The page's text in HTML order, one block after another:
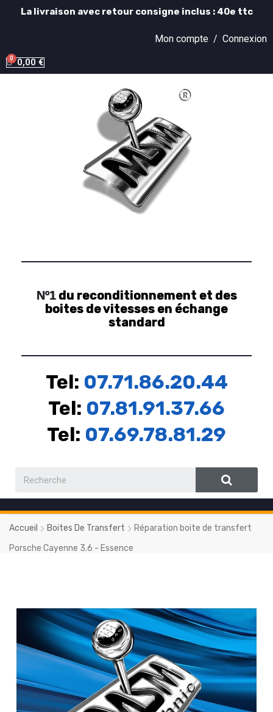
La livraison avec retour consigne inclus : 40e ttc
Mon compte / Connexion
0,00 €
Nº1du reconditionnement et des
boites de vitesses en échange
standard
Tel: 07.71.86.20.44
Tel: 07.81.91.37.66
Tel: 07.69.78.81.29
Accueil Boites De Transfert
Réparation boite de transfert
Porsche Cayenne 3.6 - Essence